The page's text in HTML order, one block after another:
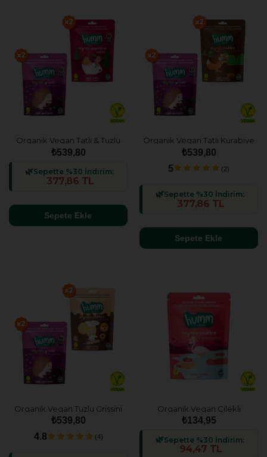
Organik Vegan Tatlı & Tuzlu
Atıştırmalık Paketi - 4 adet (2
₺539,80
Sepette %30 İndirim:
377,86 TL
Sepete Ekle
Organik Vegan Tatlı Kurabiye
& Tuzlu Grissini Atıştırmalık
Paketi - 4 adet (2 çeşit)
₺539,80
5
(2)
Sepette %30 İndirim:
377,86 TL
Sepete Ekle
Organik Vegan Tuzlu Grissini
& Tatlı Kurabiyeler Atıştırmalık
Paketi - 4 adet (2 çeşit)
₺539,80
4.8
(4)
Organik Vegan Çilekli
Kurabiye - 55g
₺134,95
Sepette %30 İndirim:
94,47 TL